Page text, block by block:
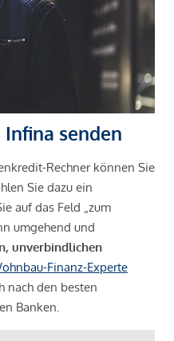
senden
Rechner können Sie
Sie dazu ein
auf das Feld „zum
umgehend und
unverbindlichen
Finanz-Experte
nach den besten
Banken.